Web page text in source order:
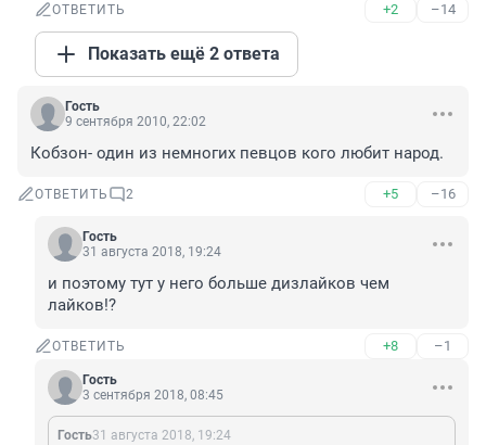
ОТВЕТИТЬ +2 –14
Показать ещё 2 ответа
Гость
9 сентября 2010, 22:02
Кобзон- один из немногих певцов кого любит народ.
ОТВЕТИТЬ 2 +5 –16
Гость
31 августа 2018, 19:24
и поэтому тут у него больше дизлайков чем
лайков!?
ОТВЕТИТЬ +8 –1
Гость
3 сентября 2018, 08:45
Гость31 августа 2018, 19:24